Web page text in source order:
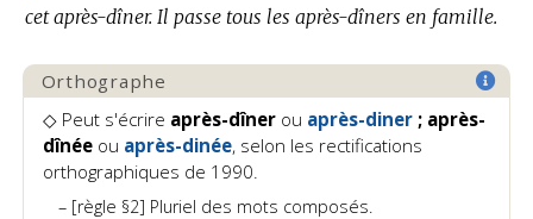
cet après-dîner. Il passe tous les après-dîners en famille.
Orthographe
◇ Peut s'écrire après-dîner ou après-diner; après-
dînée ou après-dinée, selon les rectifications
orthographiques de 1990.
[règle §2] Pluriel des mots composés.